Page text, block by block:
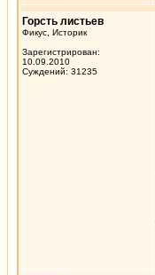
Горсть листьев
Фикус, Историк
Зарегистрирован:
10.09.2010
Суждений: 31235